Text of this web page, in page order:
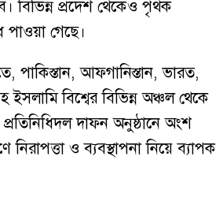
বিভিন্ন প্রদেশ থেকেও পৃথক
পাওয়া গেছে।
পাকিস্তান, আফগানিস্তান, ভারত,
ইসলামি বিশ্বের বিভিন্ন অঞ্চল থেকে
দাফন অনুষ্ঠানে অংশ
নিরাপত্তা ও ব্যবস্থাপনা নিয়ে ব্যাপক